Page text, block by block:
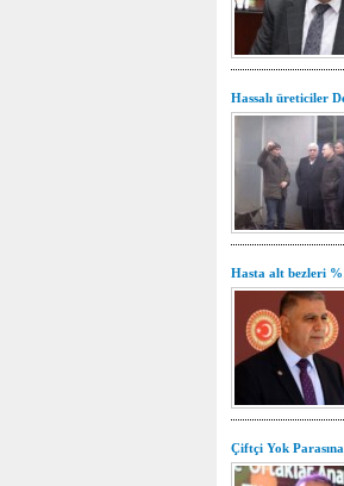
Hassalı üreticiler
Hasta alt bezleri
Çiftçi Yok